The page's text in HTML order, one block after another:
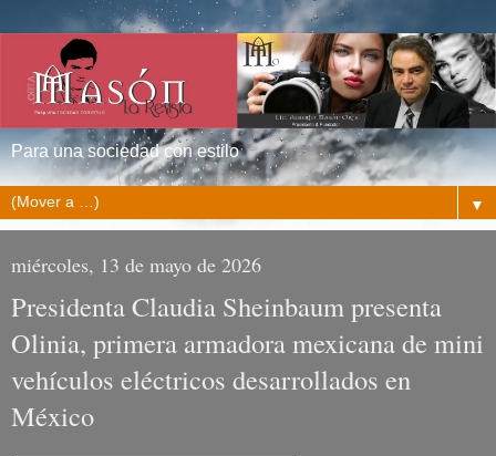
Para una sociedad con estilo
▼
miércoles, 13 de mayo de 2026
Presidenta Claudia Sheinbaum presenta
Olinia, primera armadora mexicana de mini
vehículos eléctricos desarrollados en
México